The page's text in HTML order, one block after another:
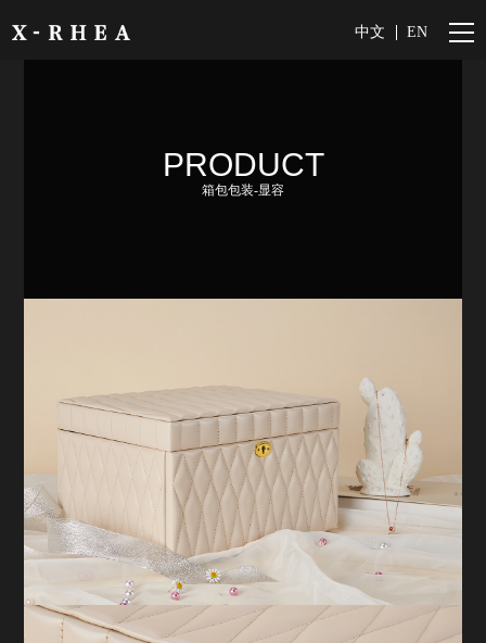
中文 EN
PRODUCT
箱包包装-显容